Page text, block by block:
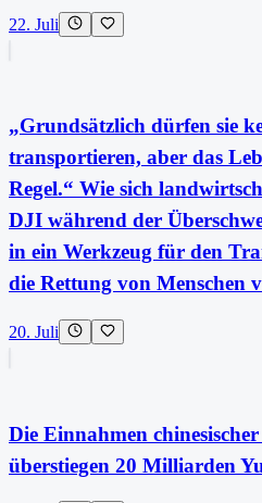
22. Juli
„Grundsätzlich dürfen sie
transportieren, aber das
Regel.“ Wie sich
DJI während der
in ein Werkzeug für den
die Rettung von Menschen
20. Juli
Die Einnahmen
überstiegen 20 Milliarden